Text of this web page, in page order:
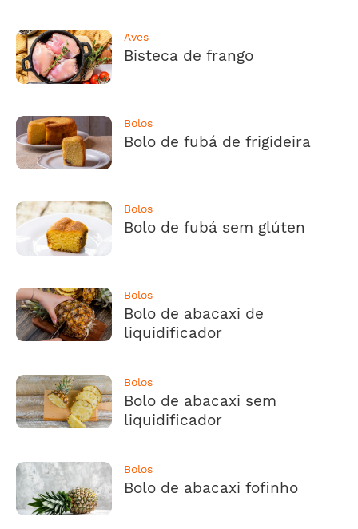
Aves
Bisteca de frango
Bolos
Bolo de fubá de frigideira
Bolos
Bolo de fubá sem glúten
Bolos
Bolo de abacaxi de
liquidificador
Bolos
Bolo de abacaxi sem
liquidificador
Bolos
Bolo de abacaxi fofinho